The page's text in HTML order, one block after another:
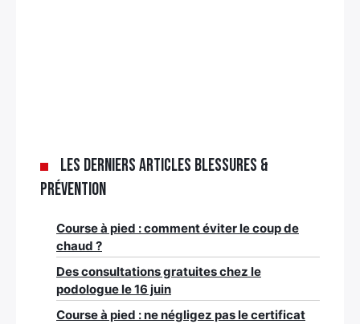
Les derniers articles Blessures &
Prévention
Course à pied : comment éviter le coup de
chaud ?
Des consultations gratuites chez le
podologue le 16 juin
Course à pied : ne négligez pas le certificat